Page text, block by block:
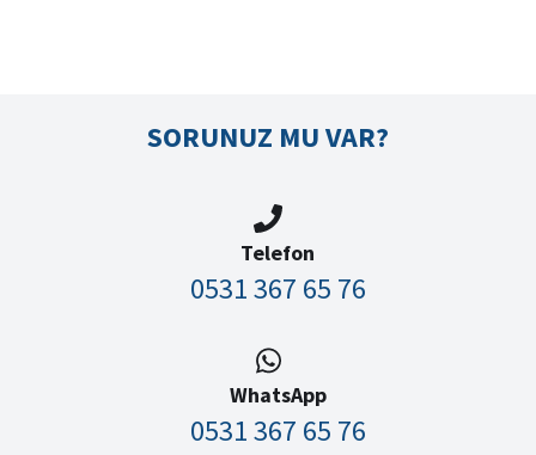
SORUNUZ MU VAR?
Telefon
0531 367 65 76
WhatsApp
0531 367 65 76